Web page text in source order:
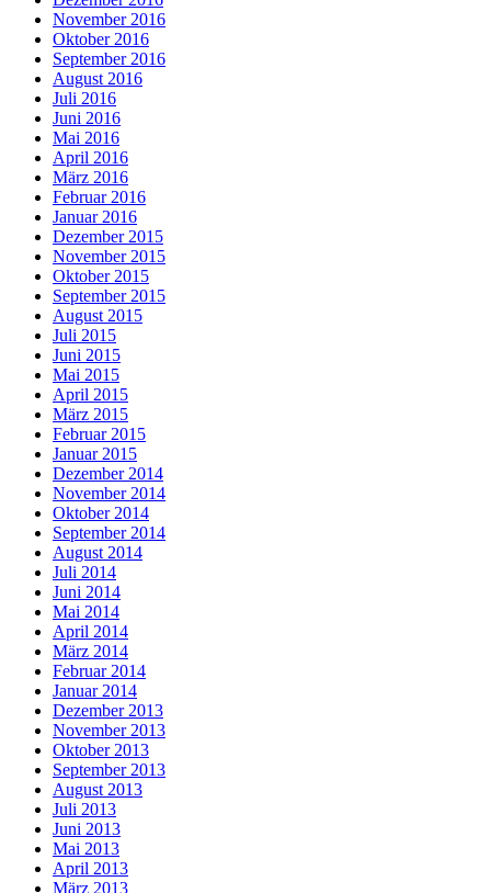
November 2016
Oktober 2016
September 2016
August 2016
Juli 2016
Juni 2016
Mai 2016
April 2016
März 2016
Februar 2016
Januar 2016
Dezember 2015
November 2015
Oktober 2015
September 2015
August 2015
Juli 2015
Juni 2015
Mai 2015
April 2015
März 2015
Februar 2015
Januar 2015
Dezember 2014
November 2014
Oktober 2014
September 2014
August 2014
Juli 2014
Juni 2014
Mai 2014
April 2014
März 2014
Februar 2014
Januar 2014
Dezember 2013
November 2013
Oktober 2013
September 2013
August 2013
Juli 2013
Juni 2013
Mai 2013
April 2013
März 2013